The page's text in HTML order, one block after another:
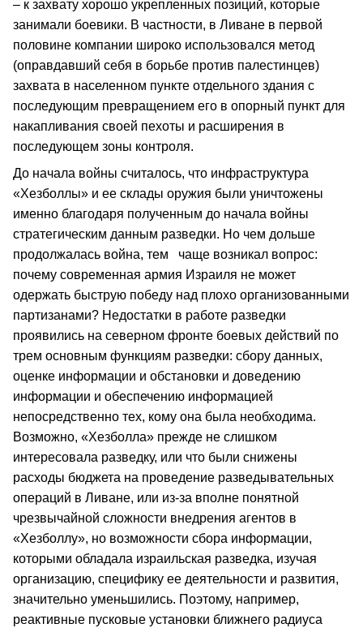
– к захвату хорошо укрепленных позиций, которые
занимали боевики. В частности, в Ливане в первой
половине компании широко использовался метод
(оправдавший себя в борьбе против палестинцев)
захвата в населенном пункте отдельного здания с
последующим превращением его в опорный пункт для
накапливания своей пехоты и расширения в
последующем зоны контроля.
До начала войны считалось, что инфраструктура
«Хезболлы» и ее склады оружия были уничтожены
именно благодаря полученным до начала войны
стратегическим данным разведки. Но чем дольше
продолжалась война, тем чаще возникал вопрос:
почему современная армия Израиля не может
одержать быструю победу над плохо организованными
партизанами? Недостатки в работе разведки
проявились на северном фронте боевых действий по
трем основным функциям разведки: сбору данных,
оценке информации и обстановки и доведению
информации и обеспечению информацией
непосредственно тех, кому она была необходима.
Возможно, «Хезболла» прежде не слишком
интересовала разведку, или что были снижены
расходы бюджета на проведение разведывательных
операций в Ливане, или из-за вполне понятной
чрезвычайной сложности внедрения агентов в
«Хезболлу», но возможности сбора информации,
которыми обладала израильская разведка, изучая
организацию, специфику ее деятельности и развития,
значительно уменьшились. Поэтому, например,
реактивные пусковые установки ближнего радиуса